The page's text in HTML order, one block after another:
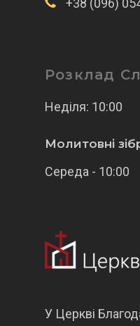
+38 (096)
Розклад
Неділя: 10:00
Молитовні
Середа - 10:00
У Церкві